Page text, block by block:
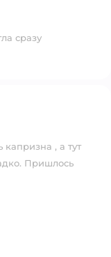
сразу
, а тут
Пришлось